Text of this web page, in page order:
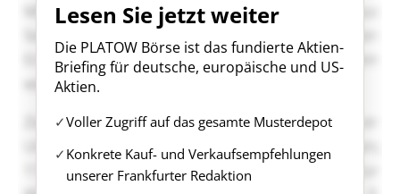
Lesen Sie jetzt weiter
Die PLATOW Börse ist das fundierte Aktien-
Briefing für deutsche, europäische und US-
Aktien.
Voller Zugriff auf das gesamte Musterdepot
Konkrete Kauf- und Verkaufsempfehlungen
unserer Frankfurter Redaktion